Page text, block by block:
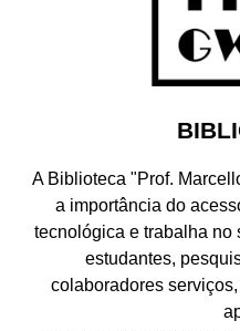
A Biblioteca "Prof.
a importância do
tecnológica e trabalha no
estudantes,
colaboradores